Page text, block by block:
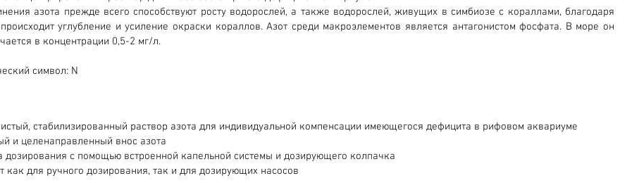
азота прежде всего способствуют росту водорослей, а также водорослей, живущих в симбиозе с кораллами, благодаря
углубление и усиление окраски кораллов. Азот среди макроэлементов является антагонистом фосфата. В море он
в концентрации 0,5-2 мг/л.
символ: N
стабилизированный раствор азота для индивидуальной компенсации имеющегося дефицита в рифовом аквариуме
и целенаправленный внос азота
дозирования с помощью встроенной капельной системы и дозирующего колпачка
как для ручного дозирования, так и для дозирующих насосов